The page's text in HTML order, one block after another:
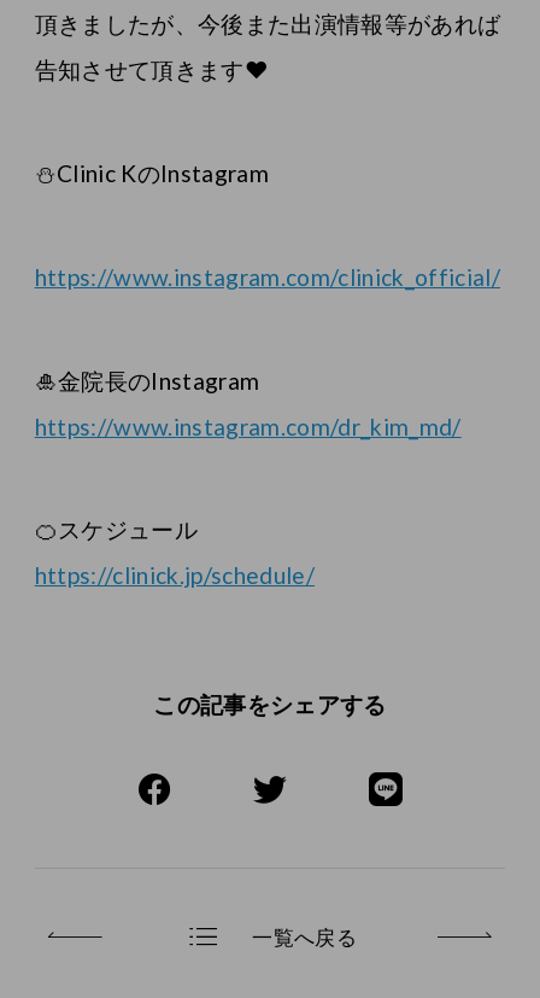
頂きましたが、今後また出演情報等があれば
告知させて頂きます❤️
⛄️Clinic KのInstagram
https://www.instagram.com/clinick_official/
🎍金院長のInstagram
https://www.instagram.com/dr_kim_md/
🍊スケジュール
https://clinick.jp/schedule/
この記事をシェアする
一覧へ戻る